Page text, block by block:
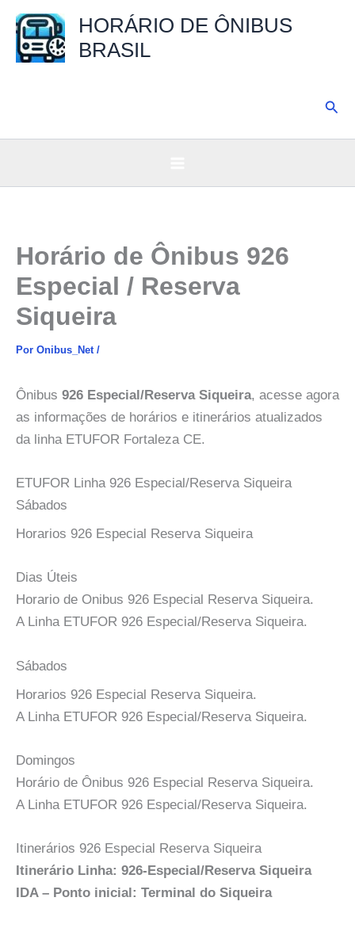
para
HORÁRIO DE ÔNIBUS
BRASIL
Horário de Ônibus 926
Especial / Reserva
Siqueira
Por Onibus_Net /
Ônibus 926 Especial/Reserva Siqueira, acesse agora
as informações de horários e itinerários atualizados
da linha ETUFOR Fortaleza CE.
ETUFOR Linha 926 Especial/Reserva Siqueira
Sábados
Horarios 926 Especial Reserva Siqueira
Dias Úteis
Horario de Onibus 926 Especial Reserva Siqueira.
A Linha ETUFOR 926 Especial/Reserva Siqueira.
Sábados
Horarios 926 Especial Reserva Siqueira.
A Linha ETUFOR 926 Especial/Reserva Siqueira.
Domingos
Horário de Ônibus 926 Especial Reserva Siqueira.
A Linha ETUFOR 926 Especial/Reserva Siqueira.
Itinerários 926 Especial Reserva Siqueira
Itinerário Linha: 926-Especial/Reserva Siqueira
IDA – Ponto inicial: Terminal do Siqueira